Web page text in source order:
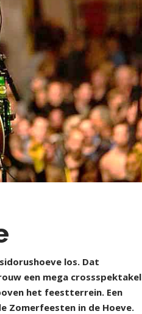
los. Dat
een mega crossspektakel
het feestterrein. Een
Zomerfeesten in de Hoeve.